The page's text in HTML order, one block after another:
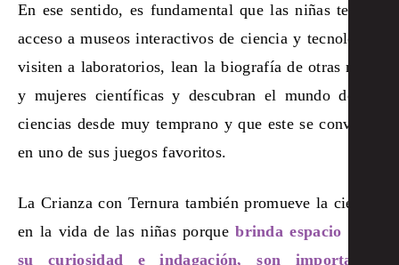
En ese sentido, es fundamental que las niñas tengan
acceso a museos interactivos de ciencia y tecnología,
visiten a laboratorios, lean la biografía de otras niñas
y mujeres científicas y descubran el mundo de las
ciencias desde muy temprano y que este se convierta
en uno de sus juegos favoritos.
La Crianza con Ternura también promueve la ciencia
en la vida de las niñas porquebrinda espacio para
su curiosidad e indagación, son importantes